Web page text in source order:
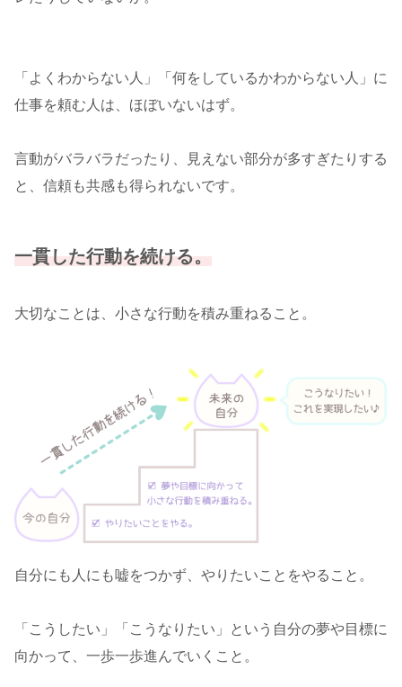
「よくわからない人」「何をしているかわからない人」に
仕事を頼む人は、ほぼいないはず。
言動がバラバラだったり、見えない部分が多すぎたりする
と、信頼も共感も得られないです。
一貫した行動を続ける。
大切なことは、小さな行動を積み重ねること。
自分にも人にも嘘をつかず、やりたいことをやること。
「こうしたい」「こうなりたい」という自分の夢や目標に
向かって、一歩一歩進んでいくこと。